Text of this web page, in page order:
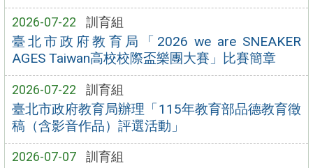
2026-07-22 訓育組
臺北市政府教育局「2026 we are SNEAKER
AGES Taiwan高校校際盃樂團大賽」比賽簡章
2026-07-22 訓育組
臺北市政府教育局辦理「115年教育部品德教育徵
稿（含影音作品）評選活動」
2026-07-07 訓育組